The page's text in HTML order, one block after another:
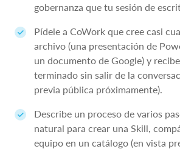
gobernanza que tu sesión de
Pídele a CoWork que cree casi
archivo (una presentación de
un documento de Google) y
terminado sin salir de la
previa pública próximamente).
Describe un proceso de varios
natural para crear una Skill,
equipo en un catálogo (en vista